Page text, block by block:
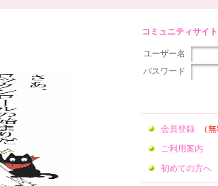
コミュニティサイ
ユーザー名
パスワード
会員登録
（
ご利用案内
初めての方へ